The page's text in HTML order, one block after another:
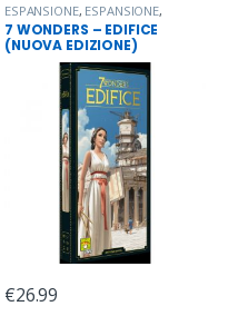
ESPANSIONE, ESPANSIONE,
ESPANSIONE,ESPANSIONE,
ESPANSIONE,ESPANSIONE
ESPANSIONE,ESPANSIONE
ESPANSIONE,GIOCHI DA TAVOLO
ESPANSIONE,ESPANSIONE
ESPANSIONE ESPANSIONE
ESPANSIONE ,ESPANSIONE
ESPANSIONE,ESPANSIONE
ESPANSIONE,ESPANSIONE
ESPANSIONE,ESPANSIONE
ESPANSIONE,ESPANSIONE
ESPANSIONE,ESPANSIONE
ESPANSIONE,ESPANSIONE
7 WONDERS – EDIFICE
(NUOVA EDIZIONE)
€26.99